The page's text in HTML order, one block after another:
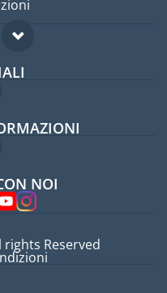
NOI
rights Reserved